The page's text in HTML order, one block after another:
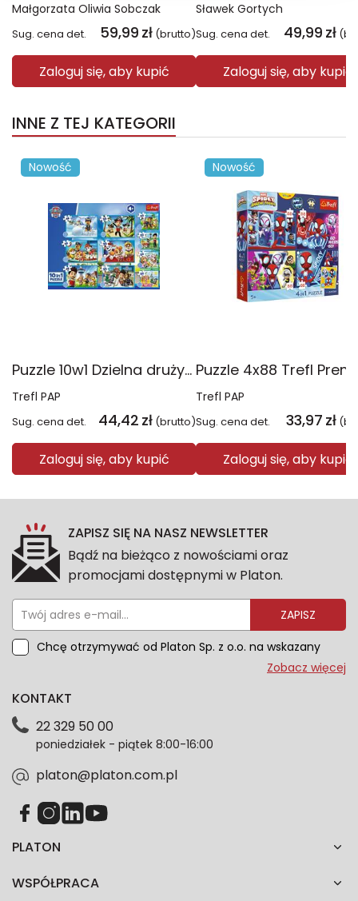
Małgorzata Oliwia Sobczak
Sug. cena det. 59,99 zł (brutto)
Zaloguj się, aby kupić
Sławek Gortych
Sug. cena det. 49,99 zł
Zaloguj się, aby kupić
INNE Z TEJ KATEGORII
Nowość
Puzzle 10w1 Dzielna drużyna Psiego Patrolu 96012
Trefl PAP
Sug. cena det. 44,42 zł (brutto)
Zaloguj się, aby kupić
Nowość
Trefl PAP
Sug. cena det. 33,97 zł
Zaloguj się, aby kupić
ZAPISZ SIĘ NA NASZ NEWSLETTER
Bądź na bieżąco z nowościami oraz
promocjami dostępnymi w Platon.
ZAPISZ
Chcę otrzymywać od Platon Sp. z o.o. na wskazany
przeze mnie adres e-mail informacje marketingowe
dotyczące danych osobowych znajdziesz w naszej
każdym czasie. Wycofanie zgody nie wpłynie na
zgodność z prawem przetwarzania dokonanego przed
Zobacz więcej
PLATON
WSPÓŁPRACA
KONTAKT
22 329 50 00
poniedziałek - piątek 8:00-16:00
platon@platon.com.pl